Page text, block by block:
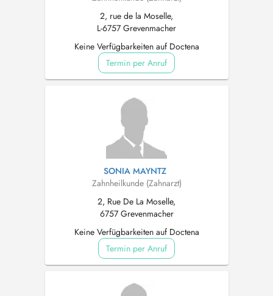
2, rue de la Moselle,
L-6757 Grevenmacher
Keine Verfügbarkeiten auf Doctena
Termin per Anruf
SONIA MAYNTZ
Zahnheilkunde (Zahnarzt)
2, Rue De La Moselle,
6757 Grevenmacher
Keine Verfügbarkeiten auf Doctena
Termin per Anruf